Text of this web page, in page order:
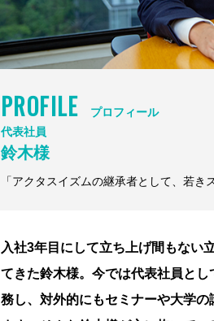
PROFILE
プロフィール
代表社員
鈴木様
「アクタスイズムの継承者として、若き
入社3年目にして立ち上げ間もない
てきた鈴木様。今では代表社員と
務し、対外的にもセミナーや大学